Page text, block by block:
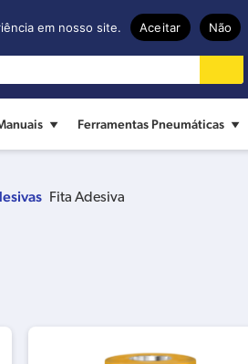
Ferramentas Pneumáticas
Fita Adesiva
em nosso site. Aceitar Não